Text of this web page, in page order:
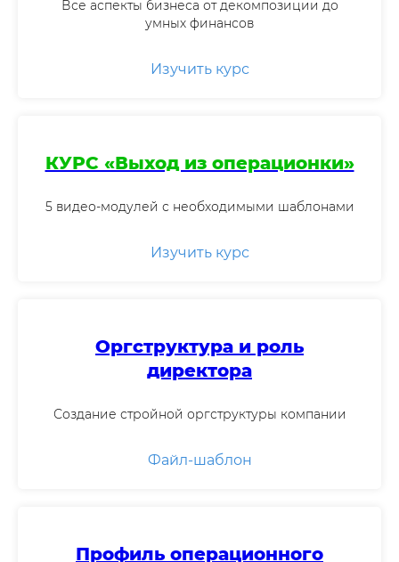
Все аспекты бизнеса от декомпозиции до
умных финансов
Изучить курс
КУРС «Выход из операционки»
5 видео-модулей с необходимыми шаблонами
Изучить курс
Оргструктура и роль
директора
Создание стройной оргструктуры компании
Файл-шаблон
Профиль операционного